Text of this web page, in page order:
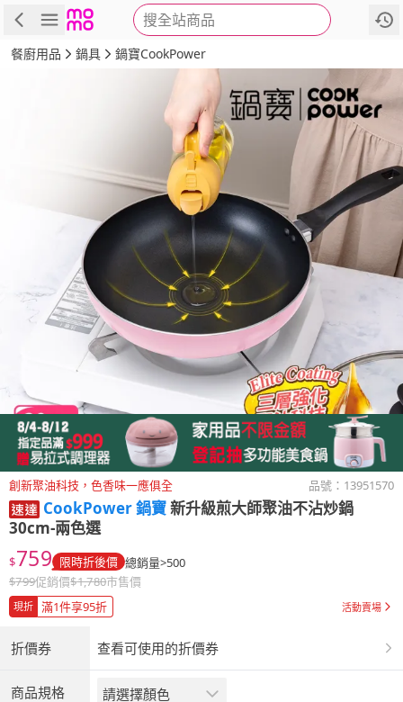
搜全站商品
商品 評價 詳情
餐廚用品 鍋具 鍋寶CookPower
創新聚油科技，色香味一應俱全 品號： 13951570
CookPower 鍋寶新升級煎大師聚油不沾炒鍋
30cm-兩色選
$759 限時折後價 總銷量>500
$799促銷價$1,780市售價
現折 滿1件享95折 活動賣場
折價券 查看可使用的折價券
商品規格 請選擇顏色